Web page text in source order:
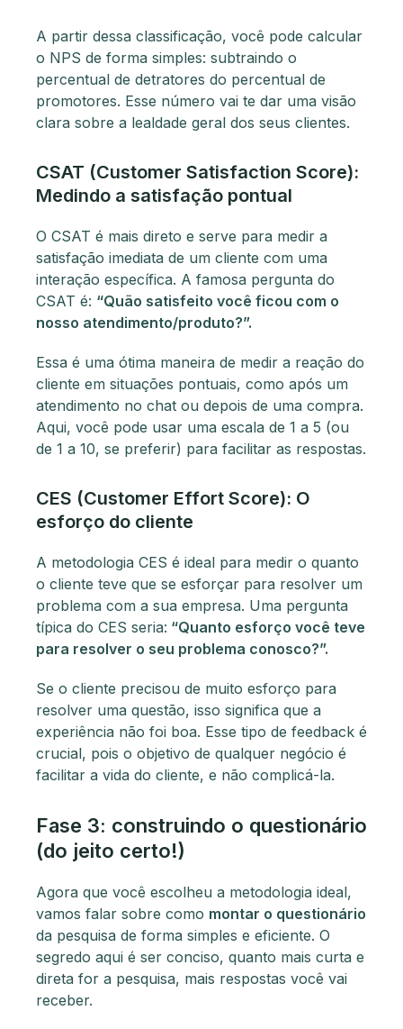
A partir dessa classificação, você pode calcular
o NPS de forma simples: subtraindo o
percentual de detratores do percentual de
promotores. Esse número vai te dar uma visão
clara sobre a lealdade geral dos seus clientes.
CSAT (Customer Satisfaction Score):
Medindo a satisfação pontual
O CSAT é mais direto e serve para medir a
satisfação imediata de um cliente com uma
interação específica. A famosa pergunta do
CSAT é: “Quão satisfeito você ficou com o
nosso atendimento/produto?”.
Essa é uma ótima maneira de medir a reação do
cliente em situações pontuais, como após um
atendimento no chat ou depois de uma compra.
Aqui, você pode usar uma escala de 1 a 5 (ou
de 1 a 10, se preferir) para facilitar as respostas.
CES (Customer Effort Score): O
esforço do cliente
A metodologia CES é ideal para medir o quanto
o cliente teve que se esforçar para resolver um
problema com a sua empresa. Uma pergunta
típica do CES seria: “Quanto esforço você teve
para resolver o seu problema conosco?”.
Se o cliente precisou de muito esforço para
resolver uma questão, isso significa que a
experiência não foi boa. Esse tipo de feedback é
crucial, pois o objetivo de qualquer negócio é
facilitar a vida do cliente, e não complicá-la.
Fase 3: construindo o questionário
(do jeito certo!)
Agora que você escolheu a metodologia ideal,
vamos falar sobre como montar o questionário
da pesquisa de forma simples e eficiente. O
segredo aqui é ser conciso, quanto mais curta e
direta for a pesquisa, mais respostas você vai
receber.